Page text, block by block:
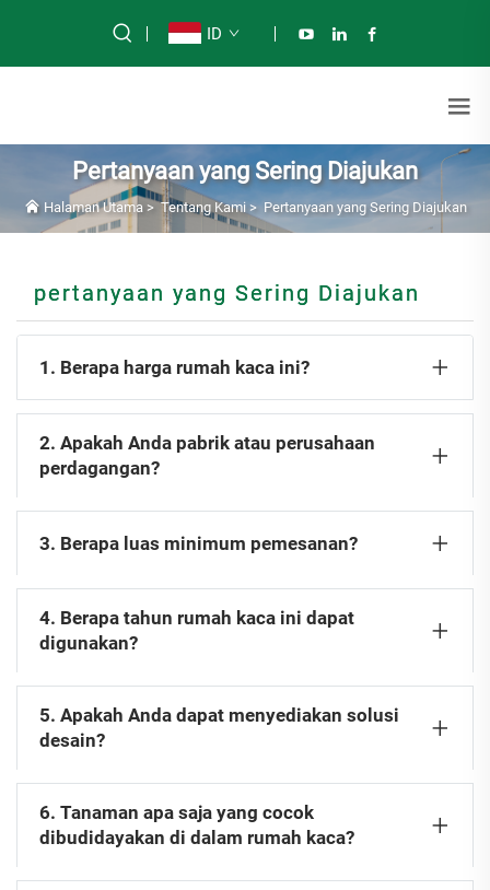
ID
Pertanyaan yang Sering Diajukan
Halaman Utama>Tentang Kami> Pertanyaan yang Sering Diajukan
pertanyaan yang Sering Diajukan
1. Berapa harga rumah kaca ini?
2. Apakah Anda pabrik atau perusahaan
perdagangan?
3. Berapa luas minimum pemesanan?
4. Berapa tahun rumah kaca ini dapat
digunakan?
5. Apakah Anda dapat menyediakan solusi
desain?
6. Tanaman apa saja yang cocok
dibudidayakan di dalam rumah kaca?